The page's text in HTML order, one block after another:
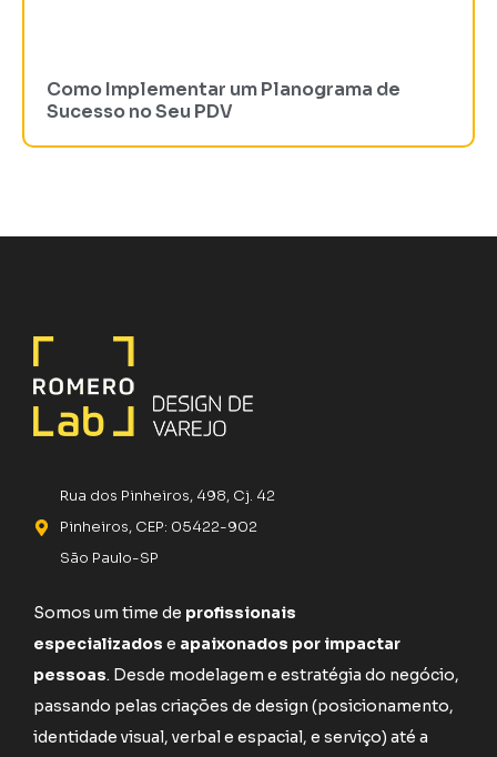
Como Implementar um Planograma de
Sucesso no Seu PDV
Rua dos Pinheiros, 498, Cj. 42
Pinheiros, CEP: 05422-902
São Paulo-SP
Somos um time de profissionais
especializados e apaixonados por impactar
pessoas. Desde modelagem e estratégia do negócio,
passando pelas criações de design (posicionamento,
identidade visual, verbal e espacial, e serviço) até a